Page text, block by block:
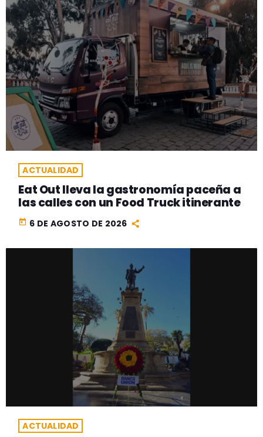
ACTUALIDAD
Eat Out lleva la gastronomía paceña a
las calles con un Food Truck itinerante
today 6 DE AGOSTO DE 2026
ACTUALIDAD